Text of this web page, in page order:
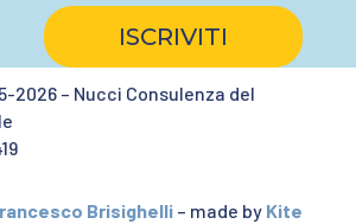
ISCRIVITI
2026 – Nucci Consulenza del
Brisighelli – made by Kite